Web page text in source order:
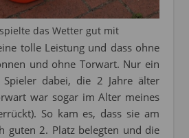
das Wetter gut mit
tolle Leistung und dass ohne
und ohne Torwart. Nur ein
dabei, die 2 Jahre älter
war sogar im Alter meines
So kam es, dass sie am
guten 2. Platz belegten und die